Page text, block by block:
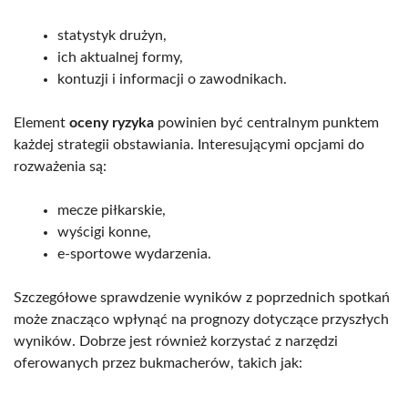
statystyk drużyn,
ich aktualnej formy,
kontuzji i informacji o zawodnikach.
Element oceny ryzyka powinien być centralnym punktem
każdej strategii obstawiania. Interesującymi opcjami do
rozważenia są:
mecze piłkarskie,
wyścigi konne,
e-sportowe wydarzenia.
Szczegółowe sprawdzenie wyników z poprzednich spotkań
może znacząco wpłynąć na prognozy dotyczące przyszłych
wyników. Dobrze jest również korzystać z narzędzi
oferowanych przez bukmacherów, takich jak: